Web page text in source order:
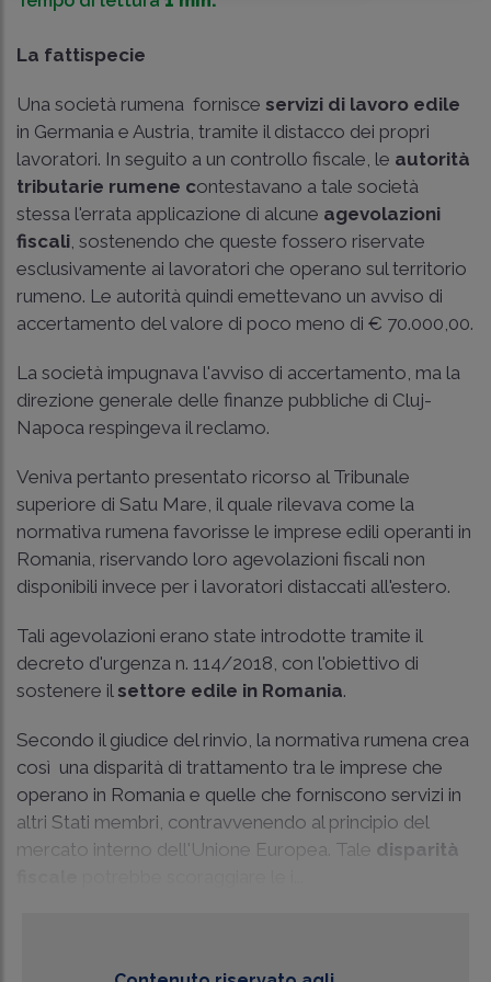
La fattispecie
Una società rumena fornisce servizi di lavoro edile
in Germania e Austria, tramite il distacco dei propri
lavoratori. In seguito a un controllo fiscale, le autorità
tributarie rumene contestavano a tale società
stessa l'errata applicazione di alcune agevolazioni
fiscali , sostenendo che queste fossero riservate
esclusivamente ai lavoratori che operano sul territorio
rumeno. Le autorità quindi emettevano un avviso di
accertamento del valore di poco meno di € 70.000,00.
La società impugnava l'avviso di accertamento, ma la
direzione generale delle finanze pubbliche di Cluj-
Napoca respingeva il reclamo.
Veniva pertanto presentato ricorso al Tribunale
superiore di Satu Mare, il quale rilevava come la
normativa rumena favorisse le imprese edili operanti in
Romania, riservando loro agevolazioni fiscali non
disponibili invece per i lavoratori distaccati all'estero.
Tali agevolazioni erano state introdotte tramite il
decreto d'urgenza n. 114/2018, con l'obiettivo di
sostenere il settore edile in Romania.
Secondo il giudice del rinvio, la normativa rumena crea
così una disparità di trattamento tra le imprese che
operano in Romania e quelle che forniscono servizi in
altri Stati membri, contravvenendo al principio del
mercato interno dell'Unione Europea. Tale disparità